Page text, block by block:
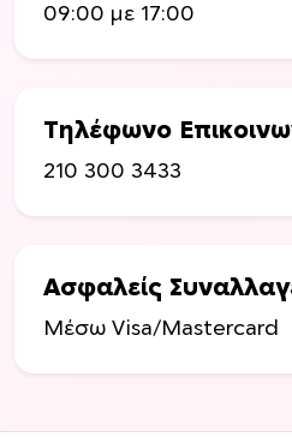
09:00 με 17:00
Τηλέφωνο
210 300 3433
Ασφαλείς
Μέσω Visa/Mastercard